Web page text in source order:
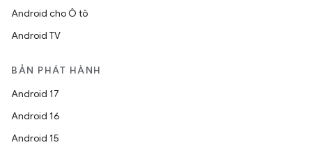
Android cho Ô tô
Android TV
BẢN PHÁT HÀNH
Android 17
Android 16
Android 15